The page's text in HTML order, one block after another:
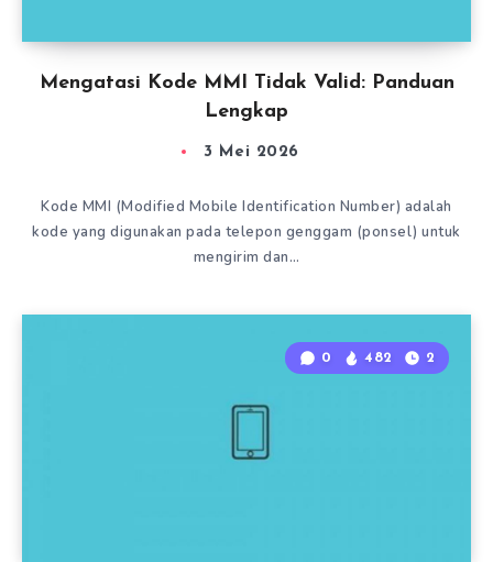
Mengatasi Kode MMI Tidak Valid: Panduan
Lengkap
3 Mei 2026
Kode MMI (Modified Mobile Identification Number) adalah
kode yang digunakan pada telepon genggam (ponsel) untuk
mengirim dan…
0 482 2